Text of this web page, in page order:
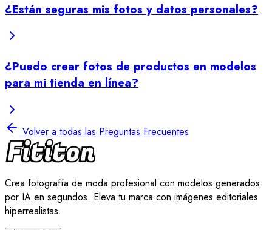
¿Están seguras mis fotos y datos personales?
¿Puedo crear fotos de productos en modelos
para mi tienda en línea?
Volver a todas las Preguntas Frecuentes
Crea fotografía de moda profesional con modelos generados
por IA en segundos. Eleva tu marca con imágenes editoriales
hiperrealistas.